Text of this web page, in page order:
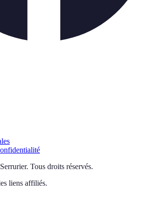
. Tous droits réservés.
liens affiliés.